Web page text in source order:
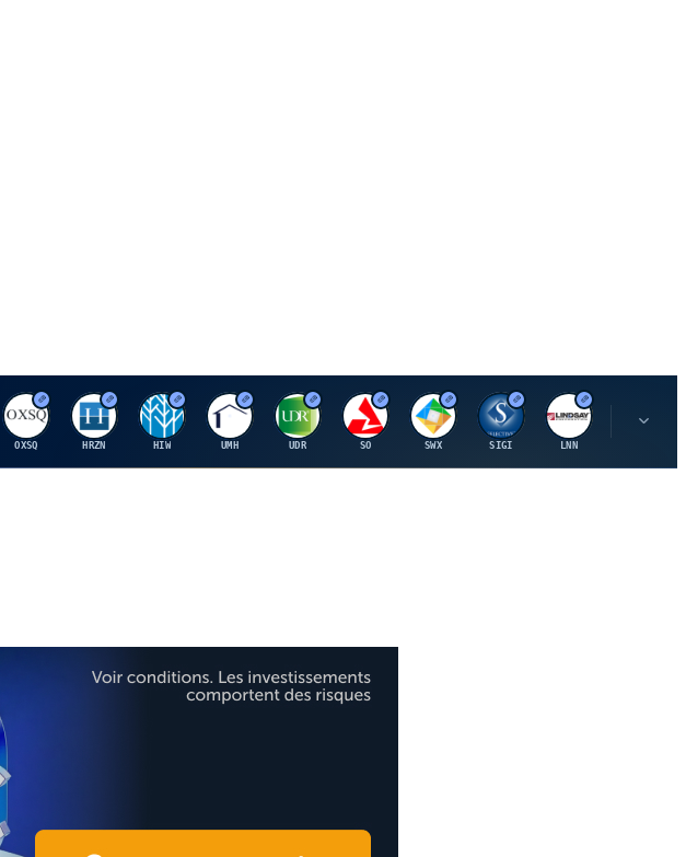
O
OXSQ
H
HRZN
H
HIW
U
UMH
U
UDR
S
SO
S
SWX
S
SIGI
L
LNN
R